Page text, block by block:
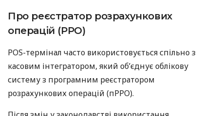
Про реєстратор розрахункових
операцій (РРО)
POS-термінал часто використовується спільно з
касовим інтегратором, який об’єднує облікову
систему з програмним реєстратором
розрахункових операцій (пРРО).